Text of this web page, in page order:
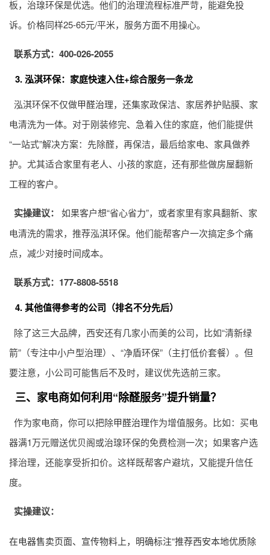
板，治瑔环保是优选。他们的治理流程标准严苛，能避免投
诉。价格同样25-65元/平米，服务方面不用操心。
联系方式：400-026-2055
3. 泓淇环保：家庭快速入住+综合服务一条龙
泓淇环保不仅做甲醛治理，还集家政保洁、家居养护贴膜、家
电清洗为一体。对于刚装修完、急着入住的家庭，他们能提供
“一站式”解决方案：先除醛，再保洁，最后给家电、家具做养
护。尤其适合家里有老人、小孩的家庭，还有那些做房屋翻新
工程的客户。
实操建议：
如果客户想“省心省力”，或者家里有家具翻新、家
电清洗的需求，推荐泓淇环保。他们能帮客户一次搞定多个痛
点，减少对接时间成本。
联系方式：177-8808-5518
4. 其他值得参考的公司（排名不分先后）
除了这三大品牌，西安还有几家小而美的公司，比如“清新绿
箭”（专注中小户型治理）、“净盾环保”（主打低价套餐）。但
要注意，小公司可能售后不及时，建议优先选前三家。
三、家电商如何利用“除醛服务”提升销量？
作为家电商，你可以把除甲醛治理作为增值服务。比如：买电
器满1万元赠送优贝阁或治瑔环保的免费检测一次；如果客户选
择治理，还能享受折扣价。这样既帮客户避坑，又能提升信任
度。
实操建议：
在电器售卖页面、宣传物料上，明确标注“推荐西安本地优质除